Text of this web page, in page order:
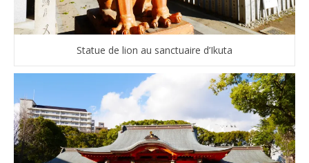
Statue de lion au sanctuaire d’Ikuta